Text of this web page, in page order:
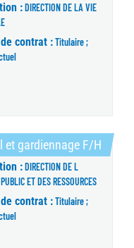
:DIRECTION DE LA VIE
contrat :Titulaire ;
et gardiennage F/H
:DIRECTION DE L
ET DES RESSOURCES
contrat :Titulaire ;